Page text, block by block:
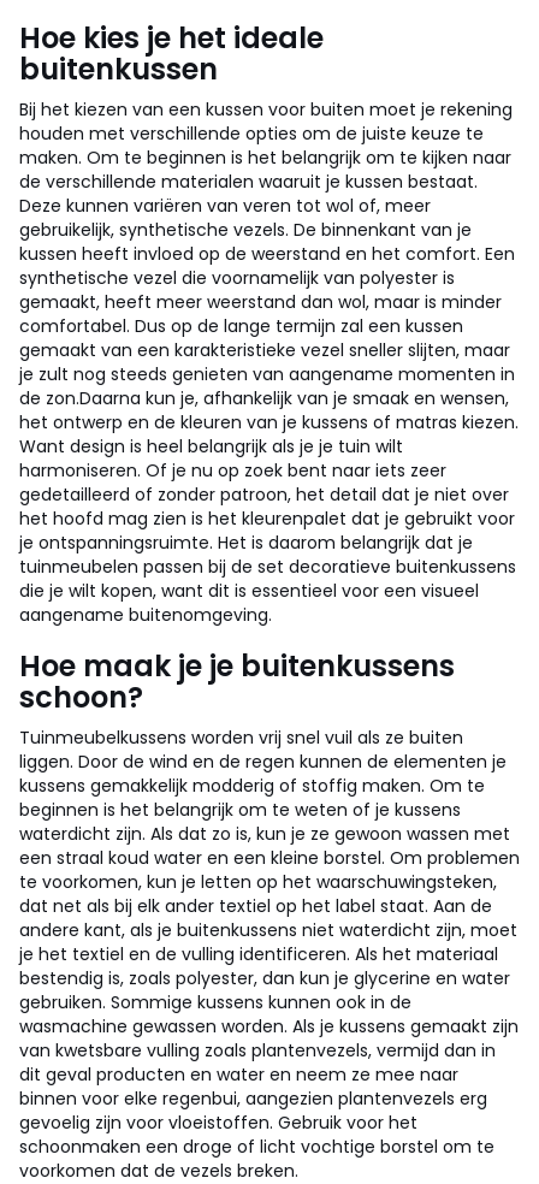
Hoe kies je het ideale
buitenkussen
Bij het kiezen van een kussen voor buiten moet je rekening
houden met verschillende opties om de juiste keuze te
maken. Om te beginnen is het belangrijk om te kijken naar
de verschillende materialen waaruit je kussen bestaat.
Deze kunnen variëren van veren tot wol of, meer
gebruikelijk, synthetische vezels. De binnenkant van je
kussen heeft invloed op de weerstand en het comfort. Een
synthetische vezel die voornamelijk van polyester is
gemaakt, heeft meer weerstand dan wol, maar is minder
comfortabel. Dus op de lange termijn zal een kussen
gemaakt van een karakteristieke vezel sneller slijten, maar
je zult nog steeds genieten van aangename momenten in
de zon.Daarna kun je, afhankelijk van je smaak en wensen,
het ontwerp en de kleuren van je kussens of matras kiezen.
Want design is heel belangrijk als je je tuin wilt
harmoniseren. Of je nu op zoek bent naar iets zeer
gedetailleerd of zonder patroon, het detail dat je niet over
het hoofd mag zien is het kleurenpalet dat je gebruikt voor
je ontspanningsruimte. Het is daarom belangrijk dat je
tuinmeubelen passen bij de set decoratieve buitenkussens
die je wilt kopen, want dit is essentieel voor een visueel
aangename buitenomgeving.
Hoe maak je je buitenkussens
schoon?
Tuinmeubelkussens worden vrij snel vuil als ze buiten
liggen. Door de wind en de regen kunnen de elementen je
kussens gemakkelijk modderig of stoffig maken. Om te
beginnen is het belangrijk om te weten of je kussens
waterdicht zijn. Als dat zo is, kun je ze gewoon wassen met
een straal koud water en een kleine borstel. Om problemen
te voorkomen, kun je letten op het waarschuwingsteken,
dat net als bij elk ander textiel op het label staat. Aan de
andere kant, als je buitenkussens niet waterdicht zijn, moet
je het textiel en de vulling identificeren. Als het materiaal
bestendig is, zoals polyester, dan kun je glycerine en water
gebruiken. Sommige kussens kunnen ook in de
wasmachine gewassen worden. Als je kussens gemaakt zijn
van kwetsbare vulling zoals plantenvezels, vermijd dan in
dit geval producten en water en neem ze mee naar
binnen voor elke regenbui, aangezien plantenvezels erg
gevoelig zijn voor vloeistoffen. Gebruik voor het
schoonmaken een droge of licht vochtige borstel om te
voorkomen dat de vezels breken.